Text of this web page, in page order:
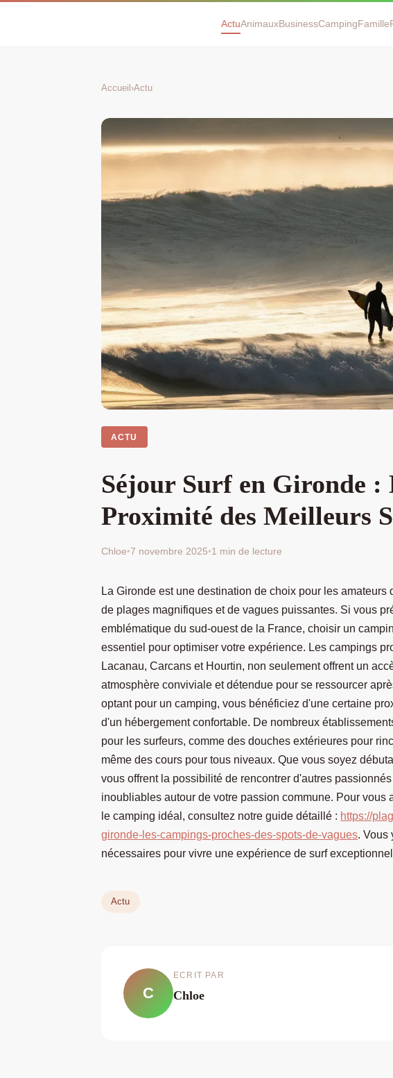
ActuAnimauxBusinessCampingFamille
Accueil ›Actu
ACTU
Séjour Surf en Gironde :
Proximité des Meilleurs
Chloe•7 novembre 2025•1 min de lecture
La Gironde est une destination de choix pour les
de plages magnifiques et de vagues puissantes. Si vous
emblématique du sud-ouest de la France, choisir un
essentiel pour optimiser votre expérience. Les campings
Lacanau, Carcans et Hourtin, non seulement offrent un
atmosphère conviviale et détendue pour se ressourcer
optant pour un camping, vous bénéficiez d'une certaine
d'un hébergement confortable. De nombreux
pour les surfeurs, comme des douches extérieures pour
même des cours pour tous niveaux. Que vous soyez
vous offrent la possibilité de rencontrer d'autres
inoubliables autour de votre passion commune. Pour vous
le camping idéal, consultez notre guide détaillé : https://
gironde-les-campings-proches-des-spots-de-vagues. Vous
nécessaires pour vivre une expérience de surf
Actu
C
ECRIT PAR
Chloe